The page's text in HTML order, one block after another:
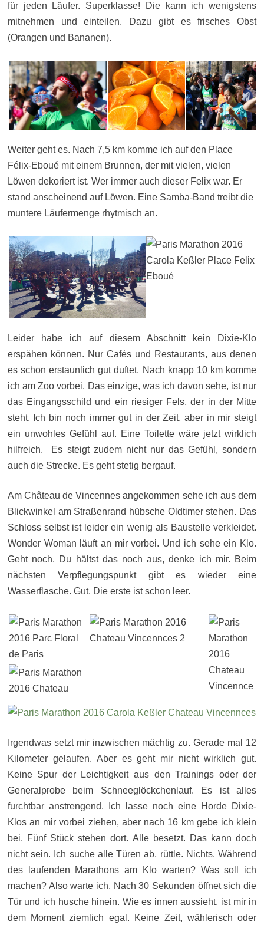
für jeden Läufer. Superklasse! Die kann ich wenigstens
mitnehmen und einteilen. Dazu gibt es frisches Obst
(Orangen und Bananen).
Weiter geht es. Nach 7,5 km komme ich auf den Place
Félix-Eboué mit einem Brunnen, der mit vielen, vielen
Löwen dekoriert ist. Wer immer auch dieser Felix war. Er
stand anscheinend auf Löwen. Eine Samba-Band treibt die
muntere Läufermenge rhytmisch an.
Leider habe ich auf diesem Abschnitt kein Dixie-Klo
erspähen können. Nur Cafés und Restaurants, aus denen
es schon erstaunlich gut duftet. Nach knapp 10 km komme
ich am Zoo vorbei. Das einzige, was ich davon sehe, ist nur
das Eingangsschild und ein riesiger Fels, der in der Mitte
steht. Ich bin noch immer gut in der Zeit, aber in mir steigt
ein unwohles Gefühl auf. Eine Toilette wäre jetzt wirklich
hilfreich. Es steigt zudem nicht nur das Gefühl, sondern
auch die Strecke. Es geht stetig bergauf.
Am Château de Vincennes angekommen sehe ich aus dem
Blickwinkel am Straßenrand hübsche Oldtimer stehen. Das
Schloss selbst ist leider ein wenig als Baustelle verkleidet.
Wonder Woman läuft an mir vorbei. Und ich sehe ein Klo.
Geht noch. Du hältst das noch aus, denke ich mir. Beim
nächsten Verpflegungspunkt gibt es wieder eine
Wasserflasche. Gut. Die erste ist schon leer.
Irgendwas setzt mir inzwischen mächtig zu. Gerade mal 12
Kilometer gelaufen. Aber es geht mir nicht wirklich gut.
Keine Spur der Leichtigkeit aus den Trainings oder der
Generalprobe beim Schneeglöckchenlauf. Es ist alles
furchtbar anstrengend. Ich lasse noch eine Horde Dixie-
Klos an mir vorbei ziehen, aber nach 16 km gebe ich klein
bei. Fünf Stück stehen dort. Alle besetzt. Das kann doch
nicht sein. Ich suche alle Türen ab, rüttle. Nichts. Während
des laufenden Marathons am Klo warten? Was soll ich
machen? Also warte ich. Nach 30 Sekunden öffnet sich die
Tür und ich husche hinein. Wie es innen aussieht, ist mir in
dem Moment ziemlich egal. Keine Zeit, wählerisch oder